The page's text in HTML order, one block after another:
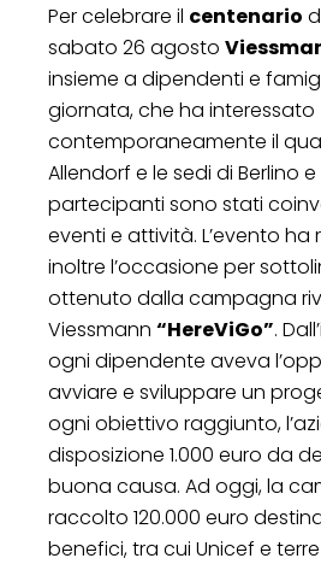
Per celebrare il centenario
sabato 26 agosto
insieme a dipendenti e
giornata, che ha interessato
contemporaneamente il
Allendorf e le sedi di Berlino e
partecipanti sono stati
eventi e attività. L’evento
inoltre l’occasione per
ottenuto dalla campagna
Viessmann “HereViGo”.
ogni dipendente aveva
avviare e sviluppare un
ogni obiettivo raggiunto,
disposizione 1.000 euro da
buona causa. Ad oggi, la
raccolto 120.000 euro
benefici, tra cui Unicef e